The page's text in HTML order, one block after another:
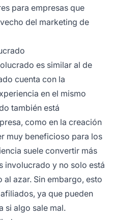
para empresas que
del marketing de
es similar al de
cuenta con la
en el mismo
también está
como en la creación
muy beneficioso para los
suele convertir más
involucrado y no solo está
azar. Sin embargo, esto
ya que pueden
si algo sale mal.